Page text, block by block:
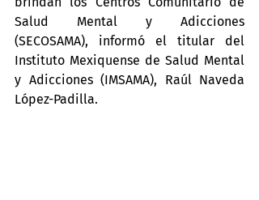
Salud Mental y Adicciones
(SECOSAMA), informó el titular del
Instituto Mexiquense de Salud Mental
y Adicciones (IMSAMA), Raúl Naveda
López-Padilla.